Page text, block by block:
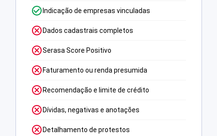
Indicação de empresas vinculadas
Dados cadastrais completos
Serasa Score Positivo
Faturamento ou renda presumida
Recomendação e limite de crédito
Dívidas, negativas e anotações
Detalhamento de protestos